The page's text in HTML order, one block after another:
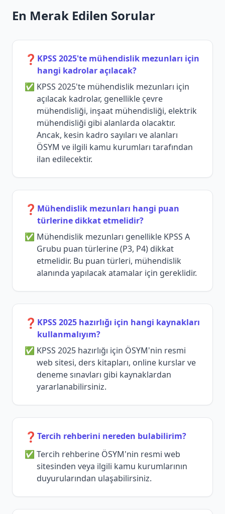
En Merak Edilen Sorular
❓ KPSS 2025'te mühendislik mezunları için
hangi kadrolar açılacak?
KPSS 2025'te mühendislik mezunları için
açılacak kadrolar, genellikle çevre
mühendisliği, inşaat mühendisliği, elektrik
mühendisliği gibi alanlarda olacaktır.
Ancak, kesin kadro sayıları ve alanları
ÖSYM ve ilgili kamu kurumları tarafından
ilan edilecektir.
❓ Mühendislik mezunları hangi puan
türlerine dikkat etmelidir?
Mühendislik mezunları genellikle KPSS A
Grubu puan türlerine (P3, P4) dikkat
etmelidir. Bu puan türleri, mühendislik
alanında yapılacak atamalar için gereklidir.
❓ KPSS 2025 hazırlığı için hangi kaynakları
kullanmalıyım?
KPSS 2025 hazırlığı için ÖSYM'nin resmi
web sitesi, ders kitapları, online kurslar ve
deneme sınavları gibi kaynaklardan
yararlanabilirsiniz.
❓ Tercih rehberini nereden bulabilirim?
Tercih rehberine ÖSYM'nin resmi web
sitesinden veya ilgili kamu kurumlarının
duyurularından ulaşabilirsiniz.